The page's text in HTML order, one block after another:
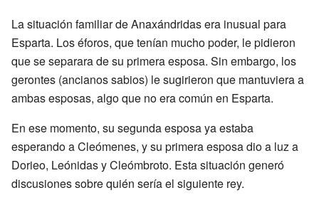
La situación familiar de Anaxándridas era inusual para
Esparta. Los éforos, que tenían mucho poder, le pidieron
que se separara de su primera esposa. Sin embargo, los
gerontes (ancianos sabios) le sugirieron que mantuviera a
ambas esposas, algo que no era común en Esparta.
En ese momento, su segunda esposa ya estaba
esperando a Cleómenes, y su primera esposa dio a luz a
Dorieo, Leónidas y Cleómbroto. Esta situación generó
discusiones sobre quién sería el siguiente rey.